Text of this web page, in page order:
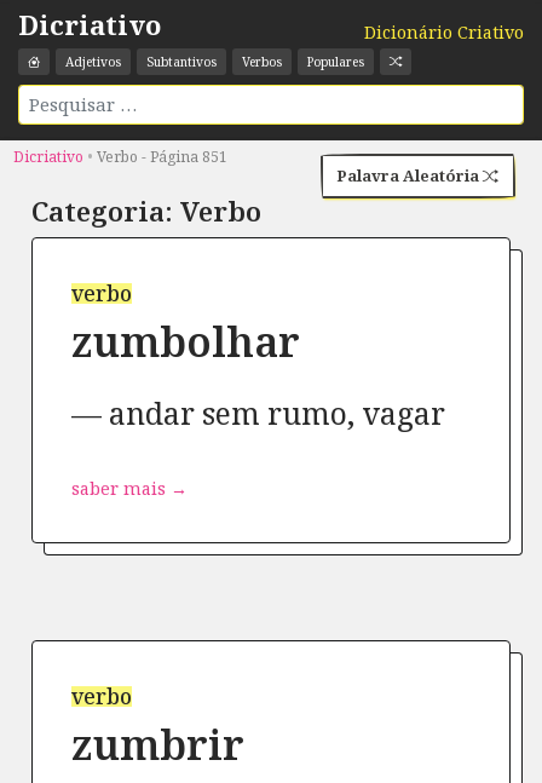
Dicriativo Dicionário Criativo
Adjetivos Subtantivos Verbos Populares
Dicriativo • Verbo - Página 851
Palavra Aleatória
Categoria:Verbo
verbo
zumbolhar
andar sem rumo, vagar
saber mais →
verbo
zumbrir